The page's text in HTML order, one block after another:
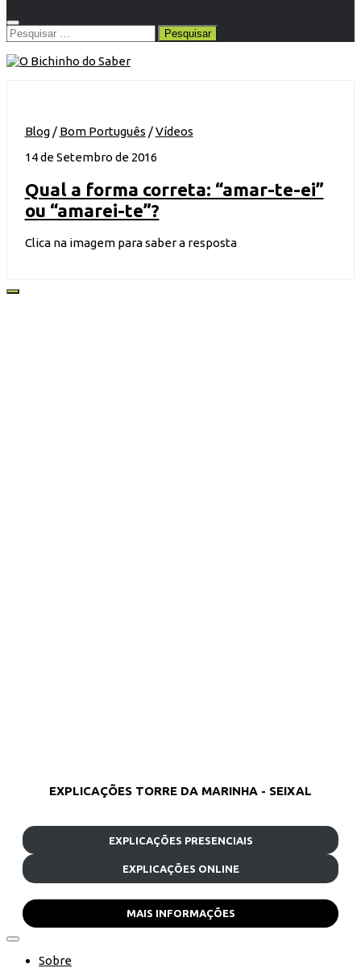
Pesquisar
por:
Blog/ Bom Português /Vídeos
14 de Setembro de 2016
Qual a forma correta: “amar-te-ei”
ou “amarei-te”?
Clica na imagem para saber a resposta
EXPLICAÇÕES TORRE DA MARINHA - SEIXAL
EXPLICAÇÕES PRESENCIAIS
EXPLICAÇÕES ONLINE
MAIS INFORMAÇÕES
Sobre